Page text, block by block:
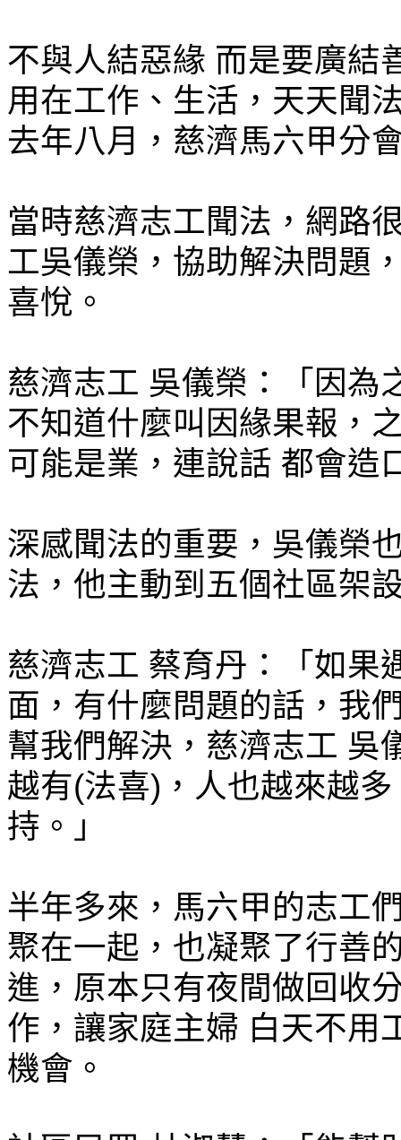
不與人結惡緣 而是要廣結
用在工作、生活，天天聞
去年八月，慈濟馬六甲分
當時慈濟志工聞法，網路
工吳儀榮，協助解決問題
喜悅。
慈濟志工 吳儀榮：「因為
不知道什麼叫因緣果報，
可能是業，連說話 都會造
深感聞法的重要，吳儀榮
法，他主動到五個社區架
慈濟志工 蔡育丹：「如果
面，有什麼問題的話，我
幫我們解決，慈濟志工 吳
越有(法喜)，人也越來越
持。」
半年多來，馬六甲的志工
聚在一起，也凝聚了行善
進，原本只有夜間做回收
作，讓家庭主婦 白天不用
機會。